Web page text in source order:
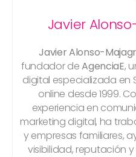
Javier
Javier Alonso-
fundador deAgenciaE,
digital especializada en
online desde 1999.
experiencia en
marketing digital, ha
y empresas familiares,
visibilidad, reputación